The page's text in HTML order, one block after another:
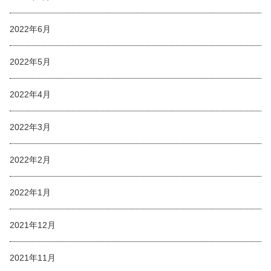
2022年6月
2022年5月
2022年4月
2022年3月
2022年2月
2022年1月
2021年12月
2021年11月